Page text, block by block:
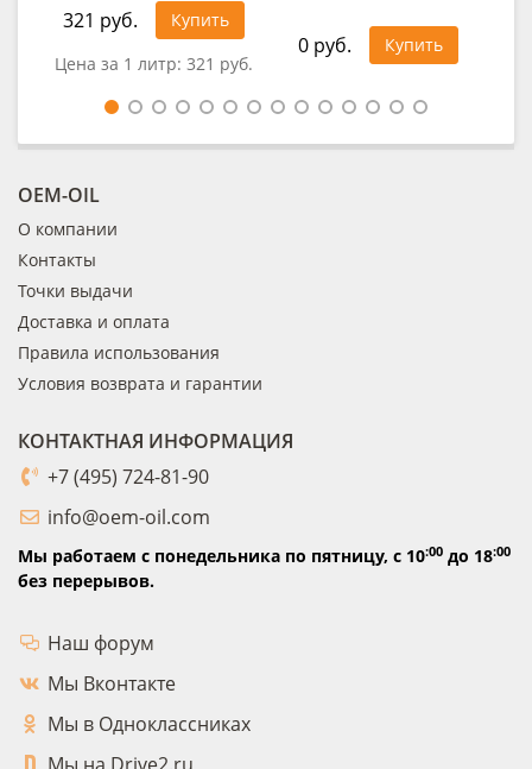
321 руб.
Купить
Цена за 1 литр: 321 руб.
0 руб. Купить
OEM-OIL
О компании
Контакты
Точки выдачи
Доставка и оплата
Правила использования
Условия возврата и гарантии
КОНТАКТНАЯ ИНФОРМАЦИЯ
+7 (495) 724-81-90
info@oem-oil.com
Мы работаем с понедельника по пятницу, с 10:00 до 18:00
без перерывов.
Наш форум
Мы Вконтакте
Мы в Одноклассниках